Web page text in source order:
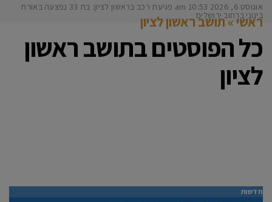
אוגוסט 6, 2026
10:53 am פגיעת רכב בראשון לציון: בת 33 נפצעה באורח
בינוני ברחוב ירושלים
ראשי»תושב ראשון לציון
כל הפוסטים בתושב ראשון
לציון
חדשות